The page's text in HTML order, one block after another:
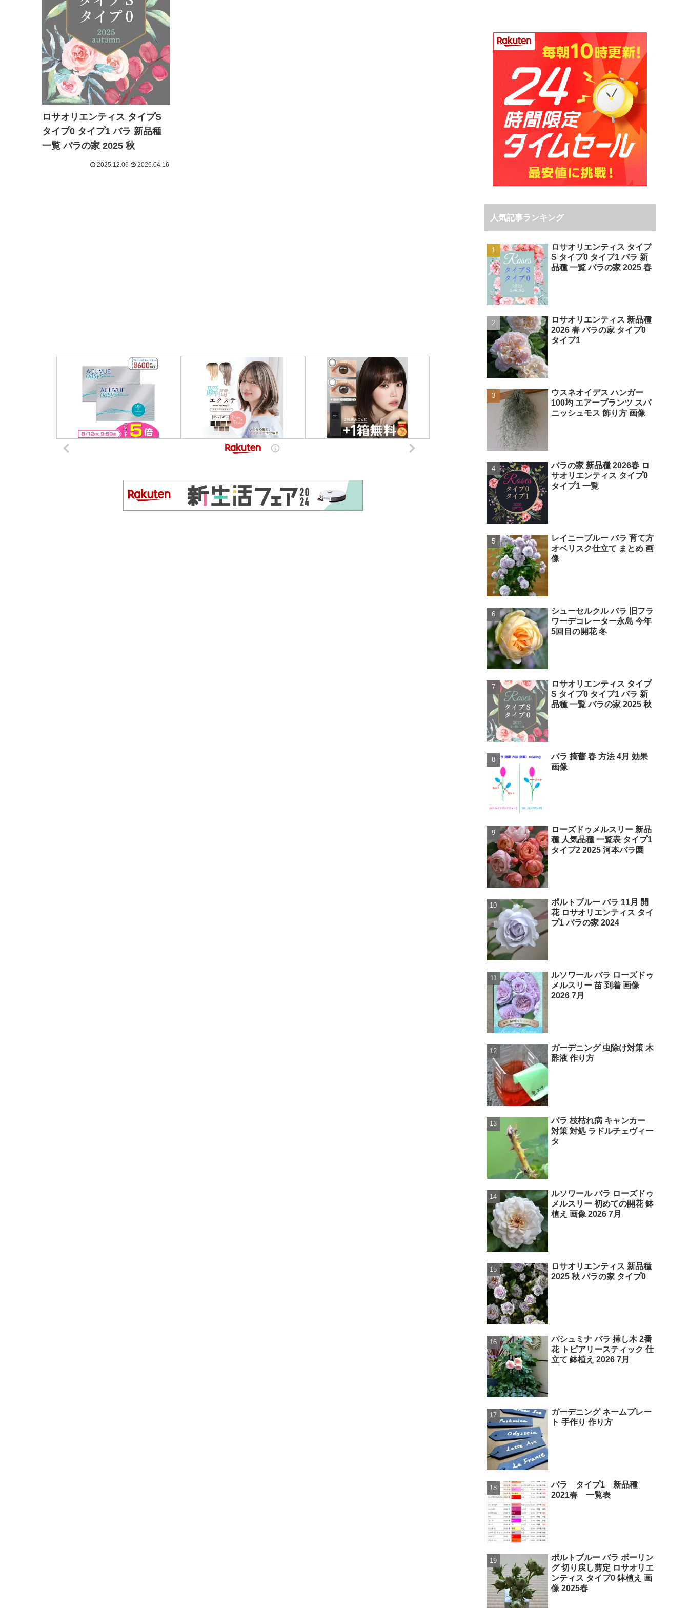
ロサオリエンティス タイプS
タイプ0 タイプ1 バラ 新品種
一覧 バラの家 2025 秋
2025.12.06 2026.04.16
人気記事ランキング
ロサオリエンティス タイプ
S タイプ0 タイプ1 バラ 新
品種 一覧 バラの家 2025 春
ロサオリエンティス 新品種
2026 春 バラの家 タイプ0
タイプ1
ウスネオイデス ハンガー
100均 エアープランツ スパ
ニッシュモス 飾り方 画像
バラの家 新品種 2026春 ロ
サオリエンティス タイプ0
タイプ1 一覧
レイニーブルー バラ 育て方
オベリスク仕立て まとめ 画
像
シューセルクル バラ 旧フラ
ワーデコレーター永島 今年
5回目の開花 冬
ロサオリエンティス タイプ
S タイプ0 タイプ1 バラ 新
品種 一覧 バラの家 2025 秋
バラ 摘蕾 春 方法 4月 効果
画像
ローズドゥメルスリー 新品
種 人気品種 一覧表 タイプ1
タイプ2 2025 河本バラ園
ポルトブルー バラ 11月 開
花 ロサオリエンティス タイ
プ1 バラの家 2024
ルソワール バラ ローズドゥ
メルスリー 苗 到着 画像
2026 7月
ガーデニング 虫除け対策 木
酢液 作り方
バラ 枝枯れ病 キャンカー
対策 対処 ラドルチェヴィー
タ
ルソワール バラ ローズドゥ
メルスリー 初めての開花 鉢
植え 画像 2026 7月
ロサオリエンティス 新品種
2025 秋 バラの家 タイプ0
パシュミナ バラ 挿し木 2番
花 トピアリースティック 仕
立て 鉢植え 2026 7月
ガーデニング ネームプレー
ト 手作り 作り方
バラ タイプ1 新品種
2021春 一覧表
ポルトブルー バラ ボーリン
グ 切り戻し剪定 ロサオリエ
ンティス タイプ0 鉢植え 画
像 2025春